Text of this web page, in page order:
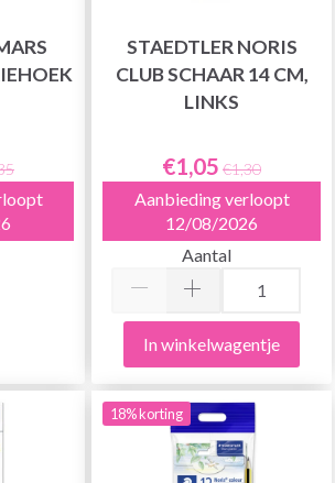
STAEDTLER NORIS
CLUB SCHAAR 14 CM,
LINKS
€1,05 €1,30
Aanbieding verloopt
12/08/2026
Aantal
In winkelwagentje
18% korting